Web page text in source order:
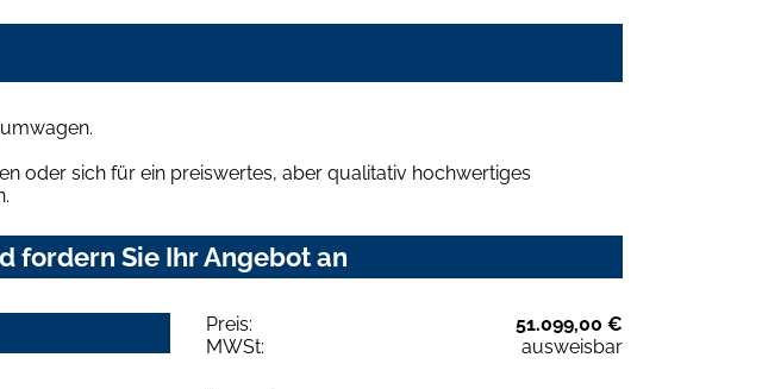
oder sich für ein preiswertes, aber qualitativ hochwertiges
fordern Sie Ihr Angebot an
Preis:
51.099,00 €
MWSt:
ausweisbar